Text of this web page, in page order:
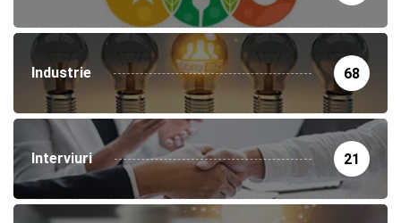
Industrie 68
Interviuri 21